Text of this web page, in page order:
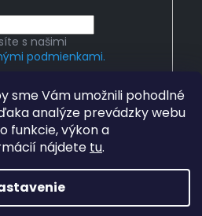
sme Vám umožnili pohodlné
analýze prevádzky webu
funkcie, výkon a
nájdete tu.
s našimi
podmienkami.
. Všetky práva vyhradené.
cookies
na Shoptet implementoval
&techka s.r.o.